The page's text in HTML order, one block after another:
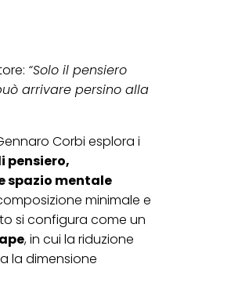
“Solo il pensiero
arrivare persino alla
Corbi esplora i
pensiero,
spazio mentale
minimale e
si configura come un
, in cui la riduzione
la dimensione